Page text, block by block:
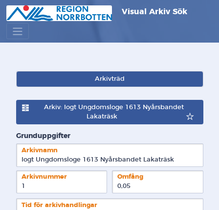
Visual Arkiv Sök
Arkivträd
Arkiv: Iogt Ungdomsloge 1613 Nyårsbandet
Lakaträsk
Grunduppgifter
Arkivnamn
Iogt Ungdomsloge 1613 Nyårsbandet Lakaträsk
Arkivnummer
Omfång
0,05
Tid för arkivhandlingar